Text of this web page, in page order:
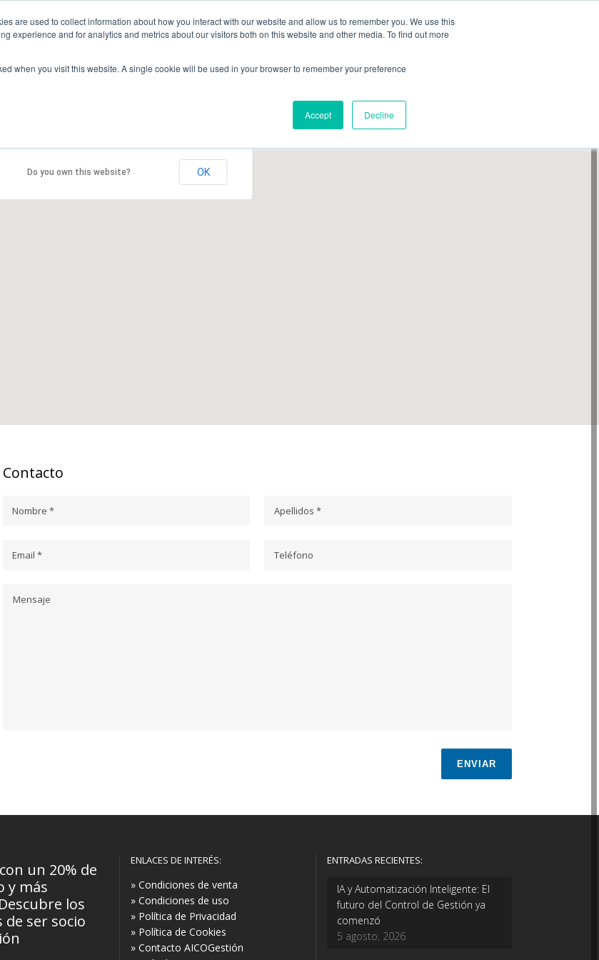
are used to collect information about how you interact with our website and allow us to remember you. We use this
experience and for analytics and metrics about our visitors both on this website and other media. To find out more
when you visit this website. A single cookie will be used in your browser to remember your preference
Accept Decline
Acceso / Registro
FORMACIÓN EVENTOS CERTIFICACIONES COMUNIDAD SERVICIOS PUBLICACIONES
Do you own this website? OK
Contacto
un 20% de
y más
los
de ser socio
ENLACES DE INTERÉS:
» Condiciones de venta
» Condiciones de uso
» Política de Privacidad
» Política de Cookies
» Contacto AICOGestión
ENTRADAS RECIENTES:
IA y Automatización Inteligente: El
futuro del Control de Gestión ya
comenzó
5 agosto, 2026